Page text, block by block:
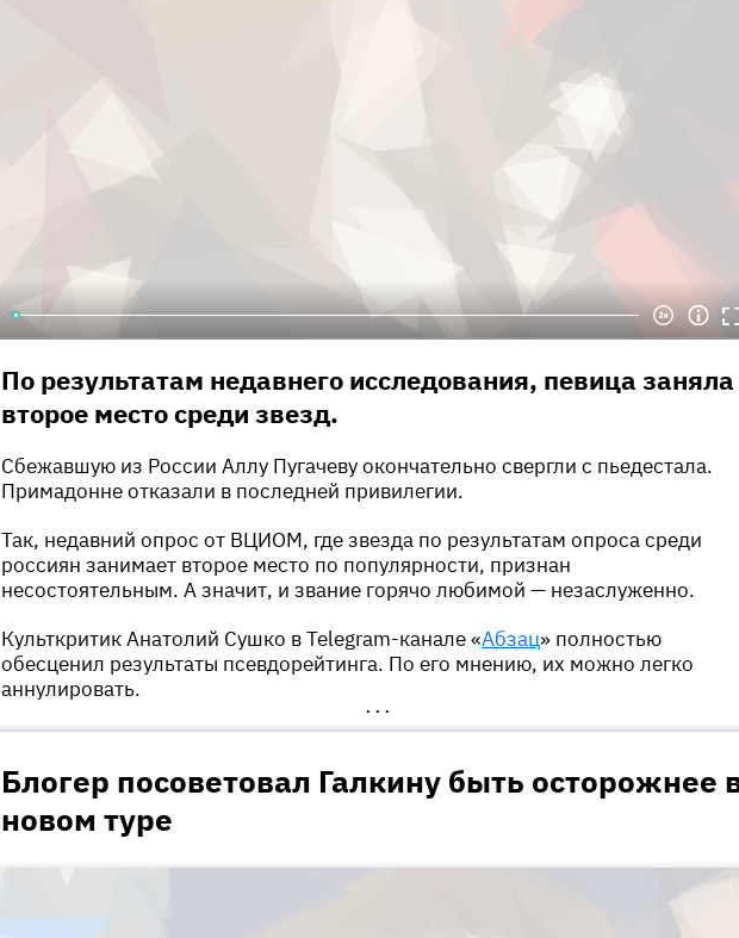
По результатам недавнего исследования, певица заняла
второе место среди звезд.
Сбежавшую из России Аллу Пугачеву окончательно свергли с пьедестала.
Примадонне отказали в последней привилегии.
Так, недавний опрос от ВЦИОМ, где звезда по результатам опроса среди
россиян занимает второе место по популярности, признан
несостоятельным. А значит, и звание горячо любимой — незаслуженно.
Культкритик Анатолий Сушко в Telegram-канале «Абзац» полностью
обесценил результаты псевдорейтинга. По его мнению, их можно легко
аннулировать.
•••
Блогер посоветовал Галкину быть осторожнее
новом туре